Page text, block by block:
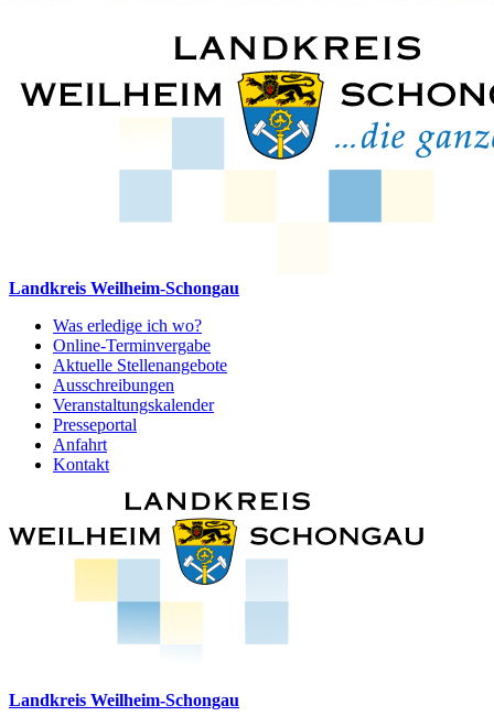
Landkreis Weilheim-Schongau
Was erledige ich wo?
Online-Terminvergabe
Aktuelle Stellenangebote
Ausschreibungen
Veranstaltungskalender
Presseportal
Anfahrt
Kontakt
Landkreis Weilheim-Schongau